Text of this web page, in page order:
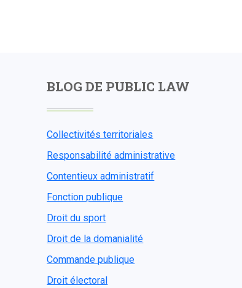
BLOG DE PUBLIC LAW
Collectivités territoriales
Responsabilité administrative
Contentieux administratif
Fonction publique
Droit du sport
Droit de la domanialité
Commande publique
Droit électoral